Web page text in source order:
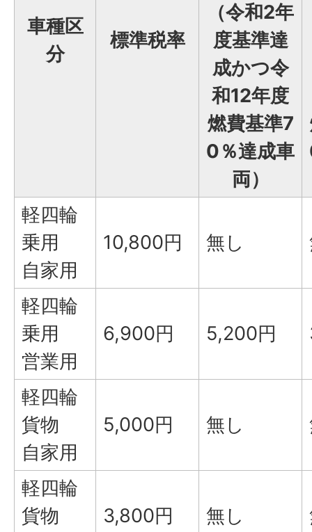
車種区
分
標準税率
（令和2年
度基準達
成かつ令
和12年度
燃費基準7
0％達成車
両）
軽四輪
乗用
自家用
10,800円 無し
軽四輪
乗用
営業用
6,900円 5,200円
軽四輪
貨物
自家用
5,000円 無し
軽四輪
貨物
3,800円 無し